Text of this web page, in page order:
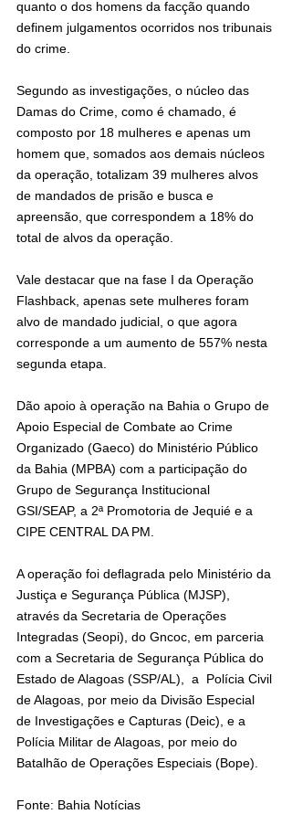
quanto o dos homens da facção quando
definem julgamentos ocorridos nos tribunais
do crime.
Segundo as investigações, o núcleo das
Damas do Crime, como é chamado, é
composto por 18 mulheres e apenas um
homem que, somados aos demais núcleos
da operação, totalizam 39 mulheres alvos
de mandados de prisão e busca e
apreensão, que correspondem a 18% do
total de alvos da operação.
Vale destacar que na fase I da Operação
Flashback, apenas sete mulheres foram
alvo de mandado judicial, o que agora
corresponde a um aumento de 557% nesta
segunda etapa.
Dão apoio à operação na Bahia o Grupo de
Apoio Especial de Combate ao Crime
Organizado (Gaeco) do Ministério Público
da Bahia (MPBA) com a participação do
Grupo de Segurança Institucional
GSI/SEAP, a 2ª Promotoria de Jequié e a
CIPE CENTRAL DA PM.
A operação foi deflagrada pelo Ministério da
Justiça e Segurança Pública (MJSP),
através da Secretaria de Operações
Integradas (Seopi), do Gncoc, em parceria
com a Secretaria de Segurança Pública do
Estado de Alagoas (SSP/AL),  a  Polícia Civil
de Alagoas, por meio da Divisão Especial
de Investigações e Capturas (Deic), e a
Polícia Militar de Alagoas, por meio do
Batalhão de Operações Especiais (Bope).
Fonte: Bahia Notícias